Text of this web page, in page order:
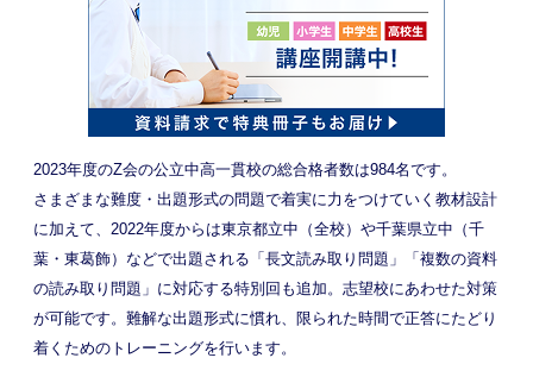
2023年度のZ会の公立中高一貫校の総合格者数は984名です。
さまざまな難度・出題形式の問題で着実に力をつけていく教材設計
に加えて、2022年度からは東京都立中（全校）や千葉県立中（千
葉・東葛飾）などで出題される「長文読み取り問題」「複数の資料
の読み取り問題」に対応する特別回も追加。志望校にあわせた対策
が可能です。難解な出題形式に慣れ、限られた時間で正答にたどり
着くためのトレーニングを行います。